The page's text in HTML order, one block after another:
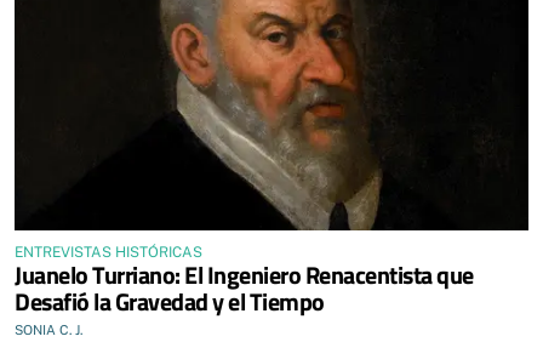
ENTREVISTAS HISTÓRICAS
Juanelo Turriano: El Ingeniero Renacentista que
Desafió la Gravedad y el Tiempo
SONIA C. J.